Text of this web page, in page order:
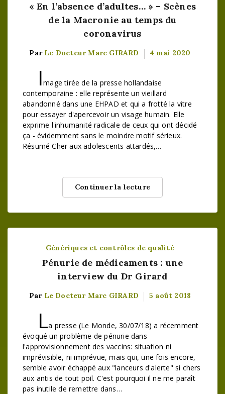
« En l’absence d’adultes… » – Scènes
de la Macronie au temps du
coronavirus
Par Le Docteur Marc GIRARD 4 mai 2020
Image tirée de la presse hollandaise
contemporaine : elle représente un vieillard
abandonné dans une EHPAD et qui a frotté la vitre
pour essayer d'apercevoir un visage humain. Elle
exprime l'inhumanité radicale de ceux qui ont décidé
ça - évidemment sans le moindre motif sérieux.
Résumé Cher aux adolescents attardés,…
Continuer la lecture
Génériques et contrôles de qualité
Pénurie de médicaments : une
interview du Dr Girard
Par Le Docteur Marc GIRARD 5 août 2018
La presse (Le Monde, 30/07/18) a récemment
évoqué un problème de pénurie dans
l'approvisionnement des vaccins: situation ni
imprévisible, ni imprévue, mais qui, une fois encore,
semble avoir échappé aux "lanceurs d'alerte" si chers
aux antis de tout poil. C'est pourquoi il ne me paraît
pas inutile de remettre dans…